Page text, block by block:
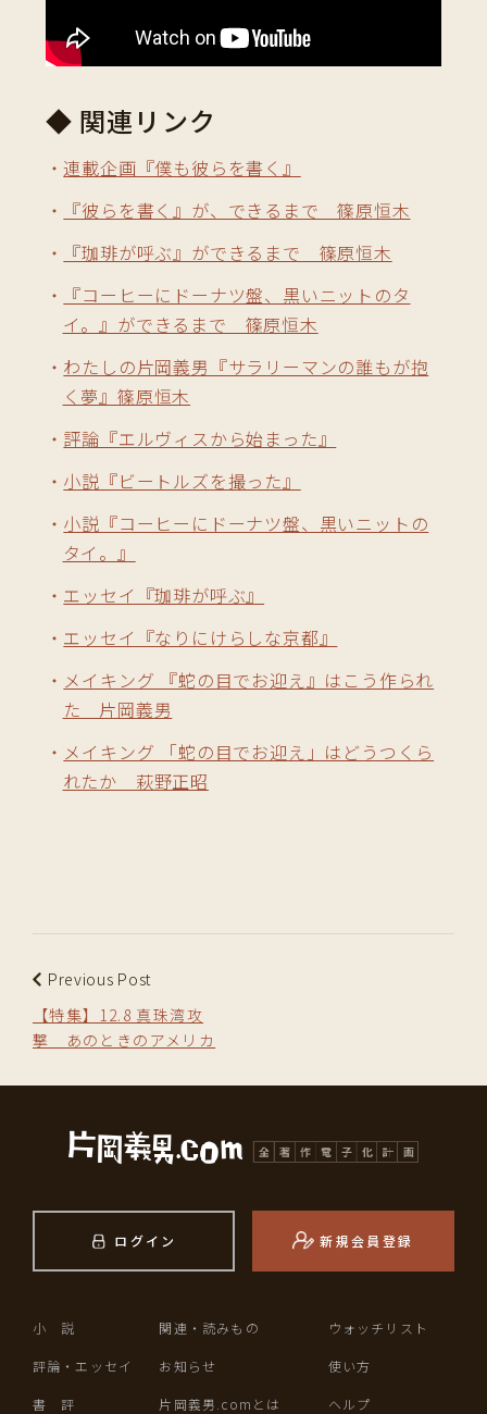
◆ 関連リンク
連載企画『僕も彼らを書く』
『彼らを書く』が、できるまで 篠原恒木
『珈琲が呼ぶ』ができるまで 篠原恒木
『コーヒーにドーナツ盤、黒いニットのタ
イ。』ができるまで 篠原恒木
わたしの片岡義男『サラリーマンの誰もが抱
く夢』篠原恒木
評論『エルヴィスから始まった』
小説『ビートルズを撮った』
小説『コーヒーにドーナツ盤、黒いニットの
タイ。』
エッセイ『珈琲が呼ぶ』
エッセイ『なりにけらしな京都』
メイキング 『蛇の目でお迎え』はこう作られ
た 片岡義男
メイキング 「蛇の目でお迎え」はどうつくら
れたか 萩野正昭
Previous Post
【特集】12.8 真珠湾攻
撃 あのときのアメリカ
ログイン 新規会員登録
小 説
評論・エッセイ
書 評
関連・読みもの
お知らせ
片岡義男.comとは
ウォッチリスト
使い方
ヘルプ